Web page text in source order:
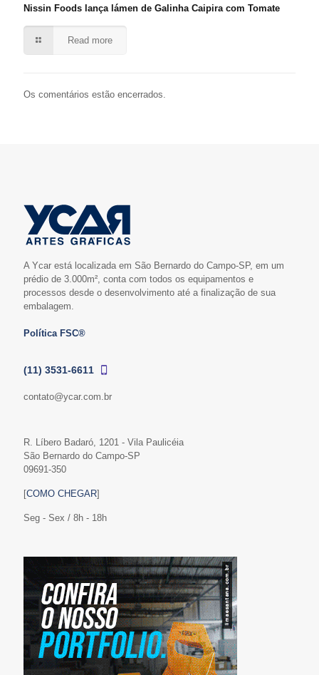
Nissin Foods lança lámen de Galinha Caipira com Tomate
Read more
Os comentários estão encerrados.
A Ycar está localizada em São Bernardo do Campo-SP, em um
prédio de 3.000m², conta com todos os equipamentos e
processos desde o desenvolvimento até a finalização de sua
embalagem.
Política FSC®
(11) 3531-6611
contato@ycar.com.br
R. Líbero Badaró, 1201 - Vila Paulicéia
São Bernardo do Campo-SP
09691-350
[COMO CHEGAR]
Seg - Sex / 8h - 18h